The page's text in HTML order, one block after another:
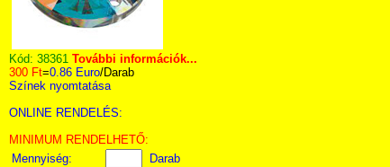
Kód: 38361 További információk...
300 Ft=0.86 Euro/Darab
Színek nyomtatása
ONLINE RENDELÉS:
MINIMUM RENDELHETŐ:
Mennyiség:
Darab